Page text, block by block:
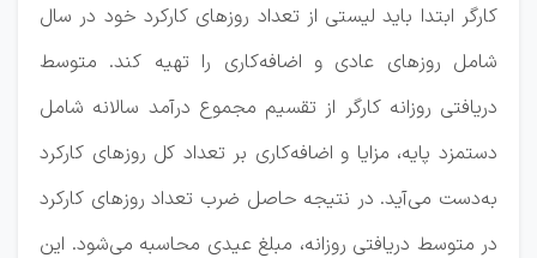
کارگر ابتدا باید لیستی از تعداد روزهای کارکرد خود در سال
شامل روزهای عادی و اضافه‌کاری را تهیه کند. متوسط
دریافتی روزانه کارگر از تقسیم مجموع درآمد سالانه شامل
دستمزد پایه، مزایا و اضافه‌کاری بر تعداد کل روزهای کارکرد
به‌دست می‌آید. در نتیجه حاصل‌ ضرب تعداد روزهای کارکرد
در متوسط دریافتی روزانه، مبلغ عیدی محاسبه می‌شود. این